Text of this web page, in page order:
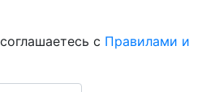
с Правилами и